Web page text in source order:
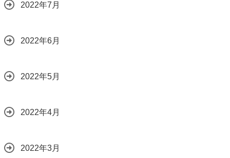
2022年7月
2022年6月
2022年5月
2022年4月
2022年3月